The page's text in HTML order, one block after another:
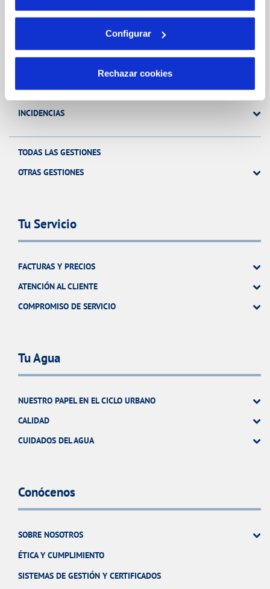
Configurar
Rechazar cookies
Gestiones Online
FACTURAS, PAGOS Y CONSUMOS
MODIFICACIÓN DE DATOS
INCIDENCIAS
TODAS LAS GESTIONES
OTRAS GESTIONES
Tu Servicio
FACTURAS Y PRECIOS
ATENCIÓN AL CLIENTE
COMPROMISO DE SERVICIO
Tu Agua
NUESTRO PAPEL EN EL CICLO URBANO
CALIDAD
CUIDADOS DEL AGUA
Conócenos
SOBRE NOSOTROS
ÉTICA Y CUMPLIMIENTO
SISTEMAS DE GESTIÓN Y CERTIFICADOS